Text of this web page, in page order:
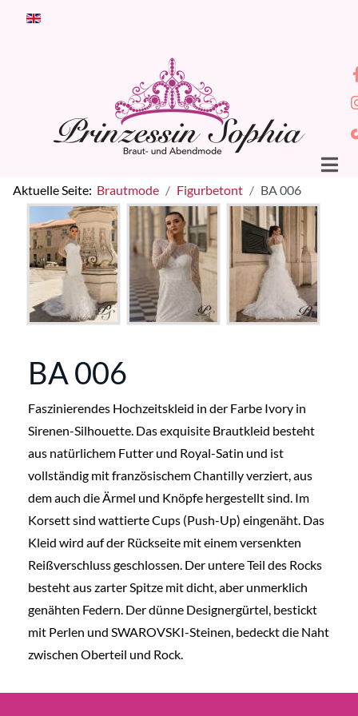
Aktuelle Seite: Brautmode Figurbetont BA 006
BA 006
Faszinierendes Hochzeitskleid in der Farbe Ivory in
Sirenen-Silhouette. Das exquisite Brautkleid besteht
aus natürlichem Futter und Royal-Satin und ist
vollständig mit französischem Chantilly verziert, aus
dem auch die Ärmel und Knöpfe hergestellt sind. Im
Korsett sind wattierte Cups (Push-Up) eingenäht. Das
Kleid wird auf der Rückseite mit einem versenkten
Reißverschluss geschlossen. Der untere Teil des Rocks
besteht aus zarter Spitze mit dicht, aber unmerklich
genähten Federn. Der dünne Designergürtel, bestickt
mit Perlen und SWAROVSKI-Steinen, bedeckt die Naht
zwischen Oberteil und Rock.